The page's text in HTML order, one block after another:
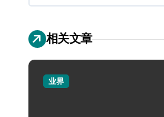
相关文章
业界